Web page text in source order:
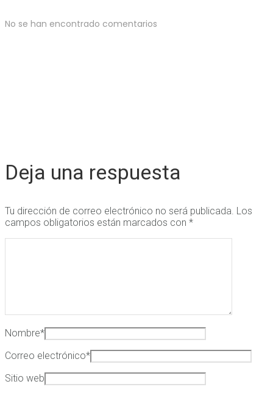
No se han encontrado comentarios
Deja una respuesta
Tu dirección de correo electrónico no será publicada. Los
campos obligatorios están marcados con *
Nombre*
Correo electrónico*
Sitio web